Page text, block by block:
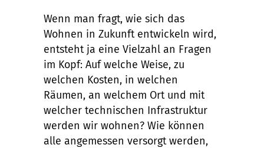
Wenn man fragt, wie sich das
Wohnen in Zukunft entwickeln wird,
entsteht ja eine Vielzahl an Fragen
im Kopf: Auf welche Weise, zu
welchen Kosten, in welchen
Räumen, an welchem Ort und mit
welcher technischen Infrastruktur
werden wir wohnen? Wie können
alle angemessen versorgt werden,